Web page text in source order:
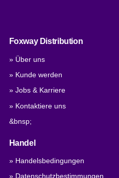
Foxway Distribution
» Über uns
» Kunde werden
» Jobs & Karriere
» Kontaktiere uns
&bnsp;
Handel
» Handelsbedingungen
» Datenschutzbestimmungen